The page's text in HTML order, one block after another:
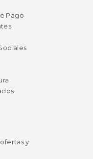
Pago
y